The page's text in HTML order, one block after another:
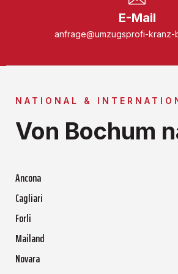
E-Mail
anfrage@umzugsprofi-kranz-
NATIONAL &
Von Bochum
Ancona
Cagliari
Forli
Mailand
Novara